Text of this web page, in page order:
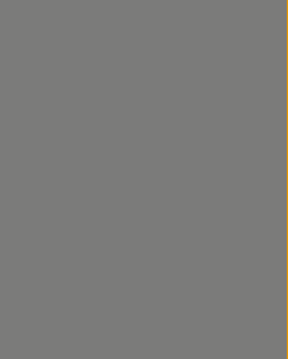
www.naturland.de/de/
zu https://www.bmel.de/